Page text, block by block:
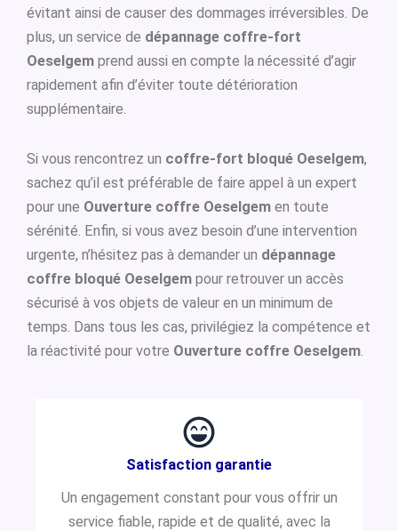
évitant ainsi de causer des dommages irréversibles. De
plus, un service de dépannage coffre-fort
Oeselgem prend aussi en compte la nécessité d’agir
rapidement afin d’éviter toute détérioration
supplémentaire.
Si vous rencontrez un coffre-fort bloqué Oeselgem,
sachez qu’il est préférable de faire appel à un expert
pour une Ouverture coffre Oeselgem en toute
sérénité. Enfin, si vous avez besoin d’une intervention
urgente, n’hésitez pas à demander un dépannage
coffre bloqué Oeselgem pour retrouver un accès
sécurisé à vos objets de valeur en un minimum de
temps. Dans tous les cas, privilégiez la compétence et
la réactivité pour votre Ouverture coffre Oeselgem.
Satisfaction garantie
Un engagement constant pour vous offrir un
service fiable, rapide et de qualité, avec la